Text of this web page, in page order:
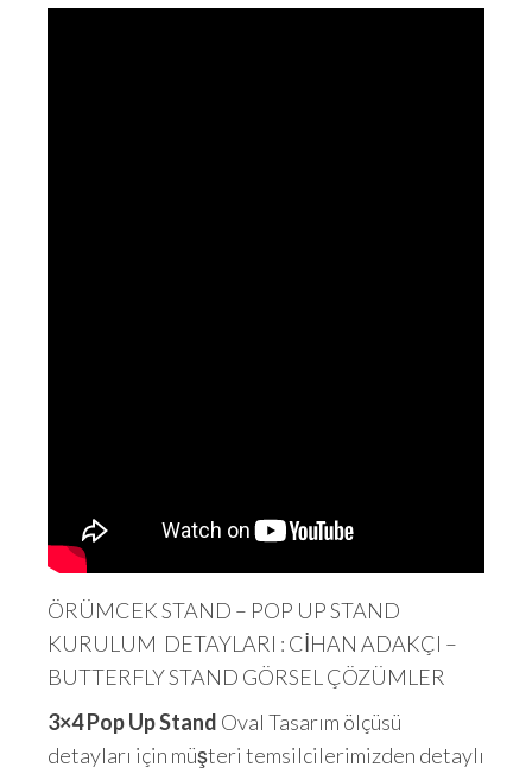
ÖRÜMCEK STAND – POP UP STAND
KURULUM DETAYLARI : CİHAN ADAKÇI –
BUTTERFLY STAND GÖRSEL ÇÖZÜMLER
3×4 Pop Up Stand Oval Tasarım ölçüsü
detayları için müşteri temsilcilerimizden detaylı